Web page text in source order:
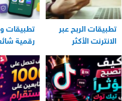
تطبيقات الربح عبر
الانترنت الأكثر
استخدامًا في العراق
تطبيقات
رقمية
مستخدمي